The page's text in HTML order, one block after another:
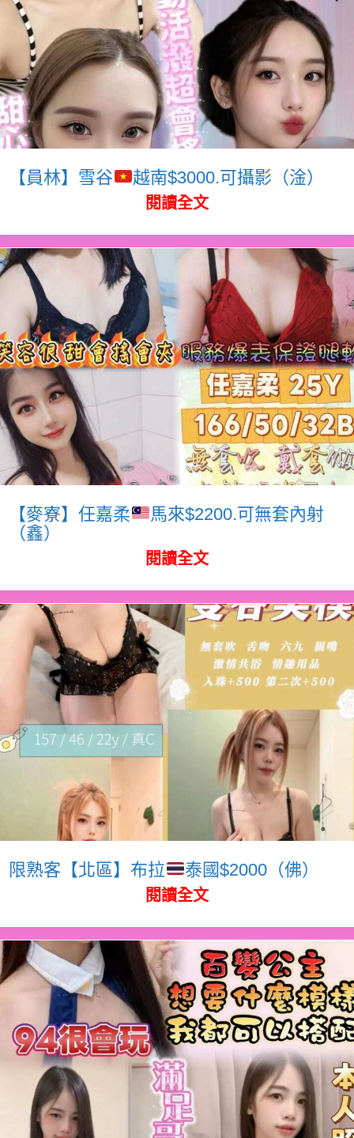
【員林】雪谷 越南$3000.可攝影（淦）
閱讀全文
【麥寮】任嘉柔
馬來$2200.可無套內射
（鑫）
閱讀全文
限熟客【北區】布拉 泰國$2000（佛）
閱讀全文